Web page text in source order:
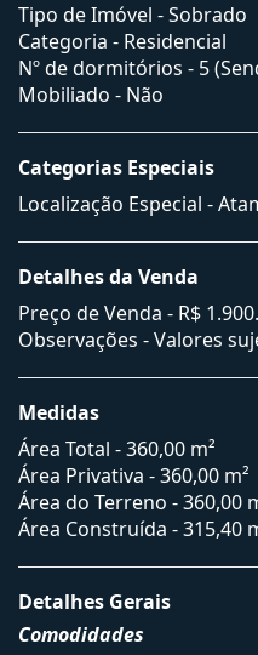
Tipo de Imóvel - Sobrado
Categoria - Residencial
Nº de dormitórios - 5
Mobiliado - Não
Categorias Especiais
Localização Especial -
Detalhes da Venda
Preço de Venda - R$
Observações - Valores
Medidas
Área Total - 360,00 m²
Área Privativa - 360,00 m²
Área do Terreno - 360,00
Área Construída - 315,40
Detalhes Gerais
Comodidades